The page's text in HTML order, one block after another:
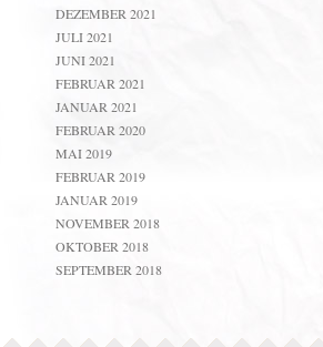
DEZEMBER 2021
JULI 2021
JUNI 2021
FEBRUAR 2021
JANUAR 2021
FEBRUAR 2020
MAI 2019
FEBRUAR 2019
JANUAR 2019
NOVEMBER 2018
OKTOBER 2018
SEPTEMBER 2018